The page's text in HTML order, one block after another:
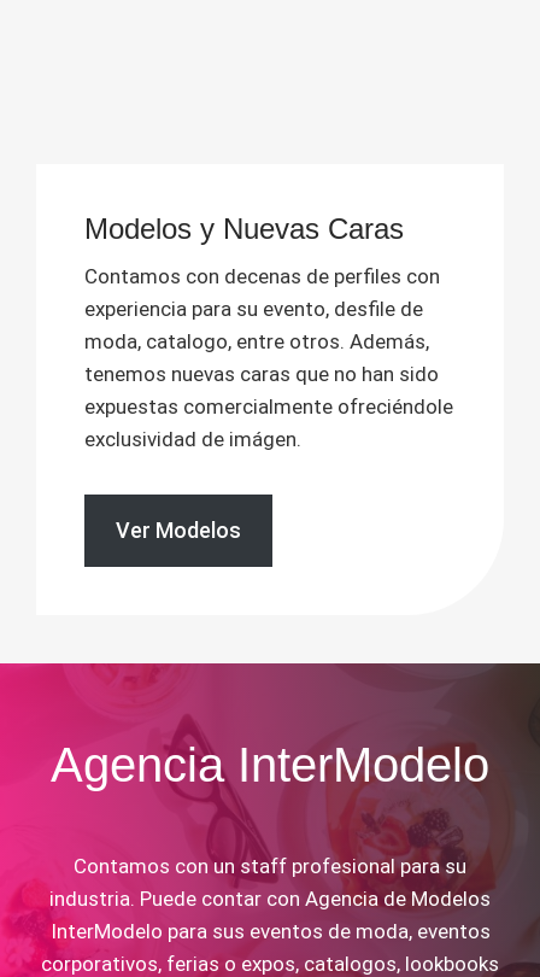
Modelos y Nuevas Caras
Contamos con decenas de perfiles con
experiencia para su evento, desfile de
moda, catalogo, entre otros. Además,
tenemos nuevas caras que no han sido
expuestas comercialmente ofreciéndole
exclusividad de imágen.
Ver Modelos
Agencia InterModelo
Contamos con un staff profesional para su
industria. Puede contar con Agencia de Modelos
InterModelo para sus eventos de moda, eventos
corporativos, ferias o expos, catalogos, lookbooks